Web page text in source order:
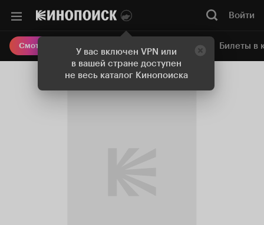
У вас включен VPN или
в вашей стране доступен
не весь каталог Кинопоиска
Войти
Смотреть кино Онлайн-кинотеатр Билеты в